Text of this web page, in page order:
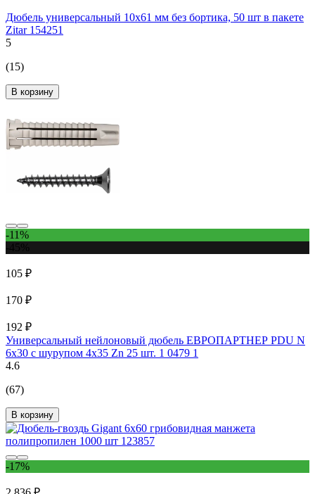
Дюбель универсальный 10x61 мм без бортика, 50 шт в пакете
Zitar 154251
5
(15)
В корзину
-11%
105 ₽
170 ₽
192 ₽
Универсальный нейлоновый дюбель ЕВРОПАРТНЕР PDU N
6х30 с шурупом 4х35 Zn 25 шт. 1 0479 1
4.6
(67)
В корзину
-17%